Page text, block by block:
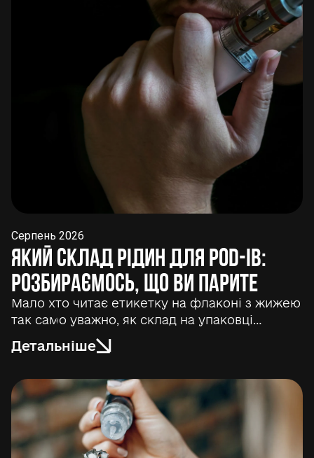
Серпень 2026
Який склад рідин для POD-ів:
розбираємось, що ви парите
Мало хто читає етикетку на флаконі з жижею
так само уважно, як склад на упаковці…
Детальніше